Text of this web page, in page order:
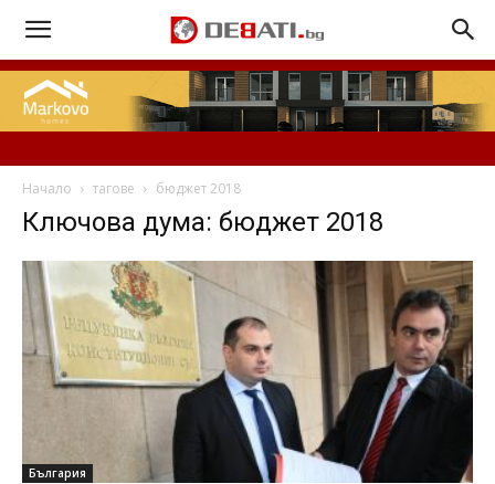
Начало тагове бюджет 2018
Ключова дума: бюджет 2018
България